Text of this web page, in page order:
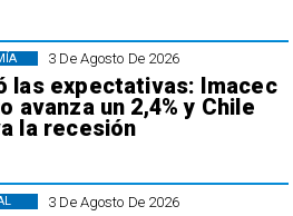
3 De Agosto De 2026
las expectativas: Imacec
avanza un 2,4% y Chile
la recesión
3 De Agosto De 2026